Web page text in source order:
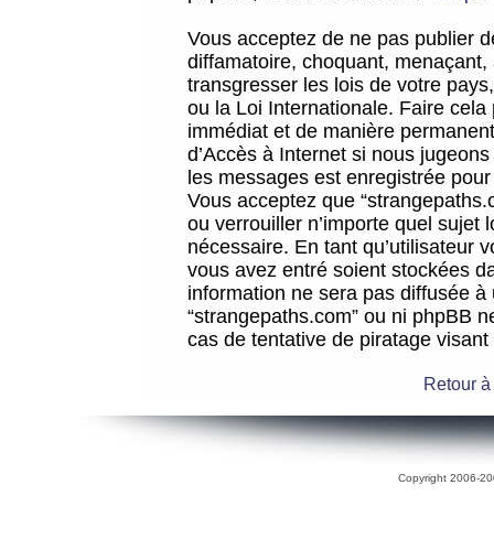
Vous acceptez de ne pas publier
diffamatoire, choquant,
transgresser les lois de votre
ou la Loi Internationale. Faire
immédiat et de manière
d’Accès à Internet si nous
les messages est enregistrée
Vous acceptez que
ou verrouiller n’importe quel sujet
nécessaire. En tant qu’utilisateur
vous avez entré soient stockées
information ne sera pas diffusée
“strangepaths.com” ou ni phpBB
cas de tentative de piratage
Retour
Copyright 2006-